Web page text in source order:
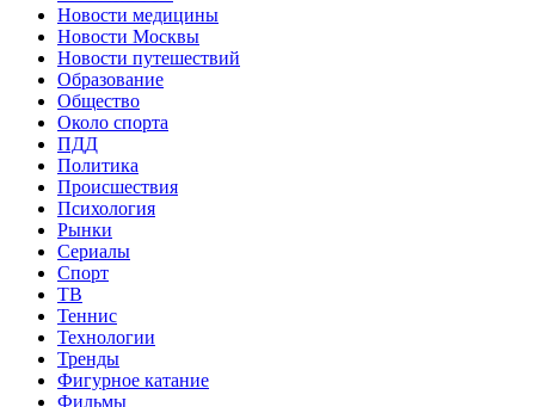
Новости медицины
Новости Москвы
Новости путешествий
Образование
Общество
Около спорта
ПДД
Политика
Происшествия
Психология
Рынки
Сериалы
Спорт
ТВ
Теннис
Технологии
Тренды
Фигурное катание
Фильмы